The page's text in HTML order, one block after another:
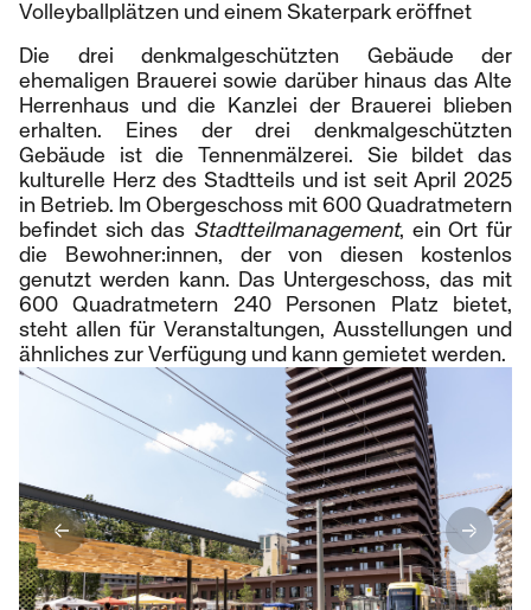
Volleyballplätzen und einem Skaterpark eröffnet
Die drei denkmalgeschützten Gebäude der
ehemaligen Brauerei sowie darüber hinaus das Alte
Herrenhaus und die Kanzlei der Brauerei blieben
erhalten. Eines der drei denkmalgeschützten
Gebäude ist die Tennenmälzerei. Sie bildet das
kulturelle Herz des Stadtteils und ist seit April 2025
in Betrieb. Im Obergeschoss mit 600 Quadratmetern
befindet sich das Stadtteilmanagement, ein Ort für
die Bewohner:innen, der von diesen kostenlos
genutzt werden kann. Das Untergeschoss, das mit
600 Quadratmetern 240 Personen Platz bietet,
steht allen für Veranstaltungen, Ausstellungen und
ähnliches zur Verfügung und kann gemietet werden.